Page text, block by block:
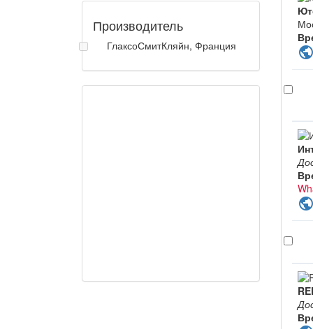
Производитель
ГлаксоСмитКляйн, Франция public
public